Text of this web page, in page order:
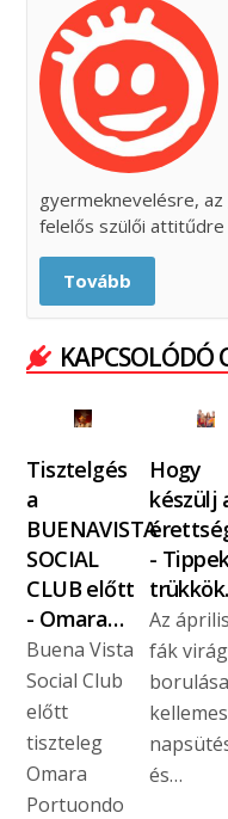
gyermeknevelésre, az
felelős szülői attitűdre
Tovább
KAPCSOLÓDÓ
Tisztelgés
a
BUENAVISTA
SOCIAL
CLUB előtt
- Omara…
Buena Vista
Social Club
előtt
tiszteleg
Omara
Portuondo
Hogy
készülj
-
Az
fák
kellemes
és…